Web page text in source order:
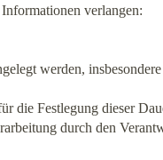
verlangen:
werden,
die Festlegung dieser
durch den